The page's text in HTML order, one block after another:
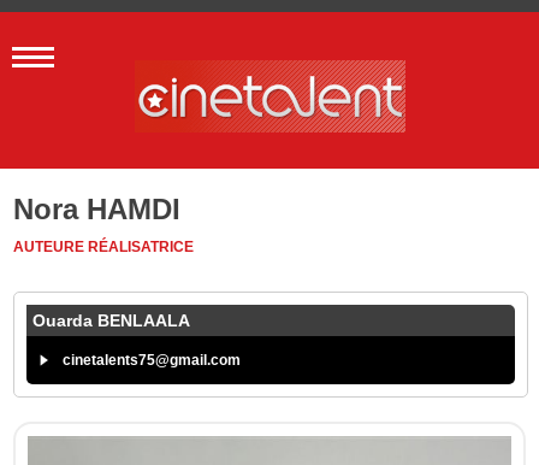
Nora HAMDI
AUTEURE RÉALISATRICE
Ouarda BENLAALA
cinetalents75@gmail.com